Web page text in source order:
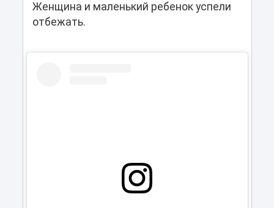
Женщина и маленький ребенок успели
отбежать.